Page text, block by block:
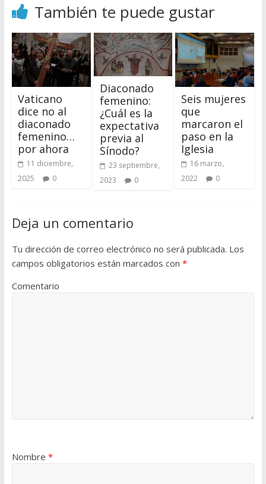
También te puede gustar
Vaticano
dice no al
diaconado
femenino…
por ahora
11 diciembre,
2025
0
Diaconado
femenino:
¿Cuál es la
expectativa
previa al
Sínodo?
23 septiembre,
2023
0
Seis mujeres
que
marcaron el
paso en la
Iglesia
16 marzo,
2022
0
Deja un comentario
Tu dirección de correo electrónico no será publicada. Los
campos obligatorios están marcados con *
Comentario
Nombre *